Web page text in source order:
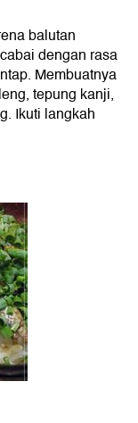
balutan
dengan rasa
Membuatnya
tepung kanji,
Ikuti langkah